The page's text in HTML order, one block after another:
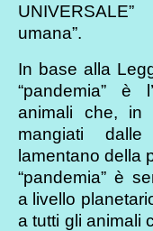
umana”.
In base alla
“pandemia” è
animali che, in
mangiati
lamentano della
“pandemia” è
a livello
a tutti gli animali